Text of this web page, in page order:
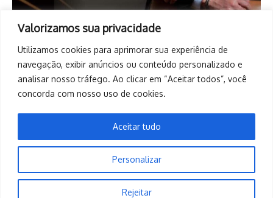
Valorizamos sua privacidade
Utilizamos cookies para aprimorar sua experiência de
navegação, exibir anúncios ou conteúdo personalizado e
analisar nosso tráfego. Ao clicar em “Aceitar todos”, você
concorda com nosso uso de cookies.
Personalizar
Rejeitar
Aceitar tudo
Copyright © 2026. Todos os direitos reservados. | Desenvolvido